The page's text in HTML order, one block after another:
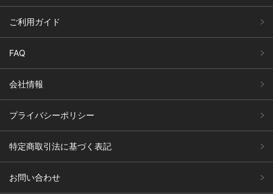
ご利用ガイド
FAQ
会社情報
プライバシーポリシー
特定商取引法に基づく表記
お問い合わせ